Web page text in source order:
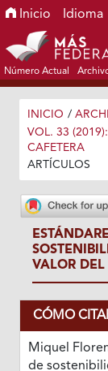
Ir al menú de
Ir al contenido
Ir al pie de
Inicio Idioma
Número Actual
INICIO /
VOL. 33
CAFETERA
ARTÍCULOS
VALOR
CÓMO
Miquel
de